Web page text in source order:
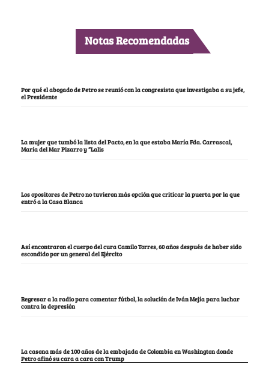
Notas Recomendadas
Por qué el abogado de Petro se reunió con la congresista que investigaba a su jefe,
el Presidente
La mujer que tumbó la lista del Pacto, en la que estaba María Fda. Carrascal,
María del Mar Pizarro y “Lalis
Los opositores de Petro no tuvieron más opción que criticar la puerta por la que
entró a la Casa Blanca
Así encontraron el cuerpo del cura Camilo Torres, 60 años después de haber sido
escondido por un general del Ejército
Regresar a la radio para comentar fútbol, la solución de Iván Mejía para luchar
contra la depresión
La casona más de 100 años de la embajada de Colombia en Washington donde
Petro afinó su cara a cara con Trump